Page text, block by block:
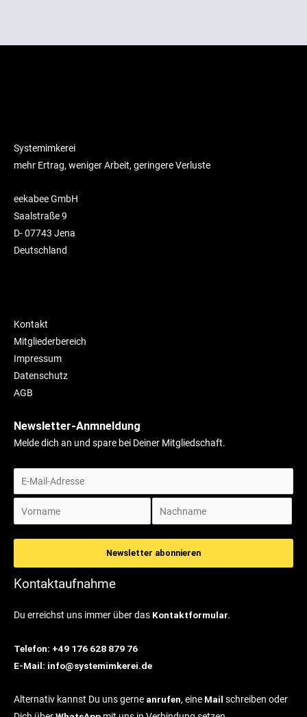
Systemimkerei
mehr Ertrag, weniger Arbeit, geringere Verluste
eekabee GmbH
Saalstraße 9
D- 07743 Jena
Deutschland
Kontakt
Mitgliederbereich
Impressum
Datenschutz
AGB
Newsletter-Anmneldung
Melde dich an und spare bei Deiner Mitgliedschaft.
Kontaktaufnahme
Du erreichst uns immer über das Kontaktformular.
Telefon: +49 176 628 879 76
E-Mail: info@systemimkerei.de
Alternativ kannst Du uns gerne anrufen, eine Mail schreiben oder